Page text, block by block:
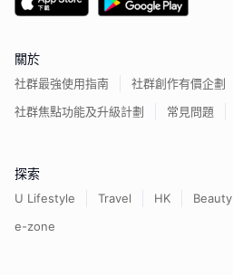
關於
社群最強使用指南
社群創作有價企劃
社群焦點功能及升級計劃
常見問題
探索
U Lifestyle Travel HK Beauty
e-zone